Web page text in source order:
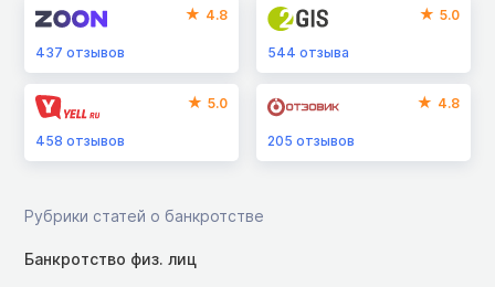
4.8
437 отзывов
5.0
544отзыва
5.0
458 отзывов
4.8
205отзывов
Рубрики статей о банкротстве
Банкротство физ. лиц